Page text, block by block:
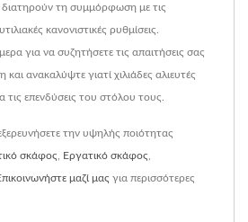
διατηρούν τη συμμόρφωση με τις
κανονιστικές ρυθμίσεις.
για να συζητήσετε τις απαιτήσεις σας
και ανακαλύψτε γιατί χιλιάδες αλιευτές
τις επενδύσεις του στόλου τους.
την υψηλής ποιότητας
σκάφος Εργατικό σκάφος
μαζί μας για περισσότερες